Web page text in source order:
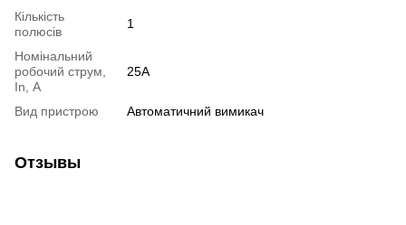
Кількість
полюсів
1
Номінальний
робочий струм,
In, А
25А
Вид пристрою Автоматичний вимикач
Отзывы